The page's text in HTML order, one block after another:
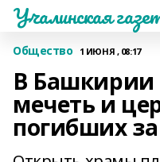
Учалинская
Общество 1 ИЮНЯ , 08:17
В Башкирии
мечеть и
погибших